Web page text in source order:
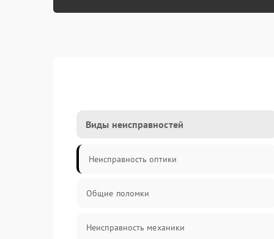
Виды неисправностей
Неисправность оптики
Общие поломки
Неисправность механики